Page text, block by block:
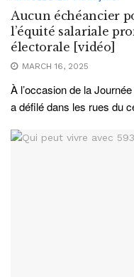
Aucun échéancier
l’équité salariale
électorale [vidéo]
MARCH 16, 2025
À l’occasion de la
a défilé dans les rues du